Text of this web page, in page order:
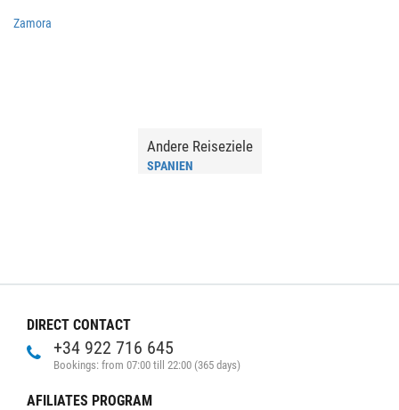
Zamora
Andere Reiseziele
SPANIEN
DIRECT CONTACT
+34 922 716 645
Bookings: from 07:00 till 22:00 (365 days)
AFILIATES PROGRAM